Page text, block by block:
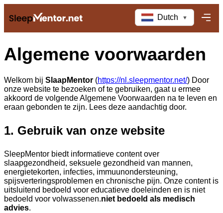
Dutch ▼
Algemene voorwaarden
Welkom bij SlaapMentor (https://nl.sleepmentor.net/) Door
onze website te bezoeken of te gebruiken, gaat u ermee
akkoord de volgende Algemene Voorwaarden na te leven en
eraan gebonden te zijn. Lees deze aandachtig door.
1. Gebruik van onze website
SleepMentor biedt informatieve content over
slaapgezondheid, seksuele gezondheid van mannen,
energietekorten, infecties, immuunondersteuning,
spijsverteringsproblemen en chronische pijn. Onze content is
uitsluitend bedoeld voor educatieve doeleinden en is niet
bedoeld voor volwassenen.niet bedoeld als medisch
advies.